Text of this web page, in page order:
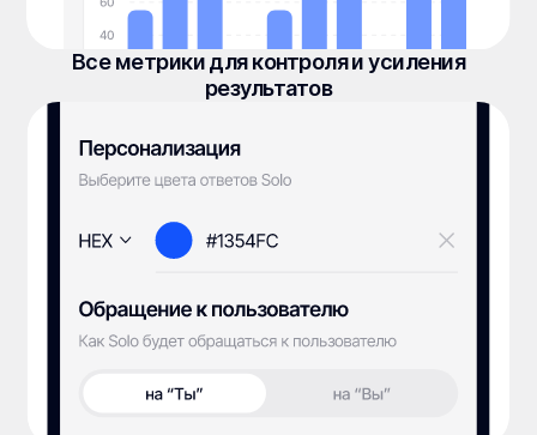
Все метрики для контроля и усиления
результатов